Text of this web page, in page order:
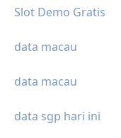
Slot Demo Gratis
data macau
data macau
data sgp hari ini